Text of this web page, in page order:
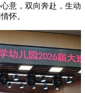
意，双向奔赴，生动
怀。